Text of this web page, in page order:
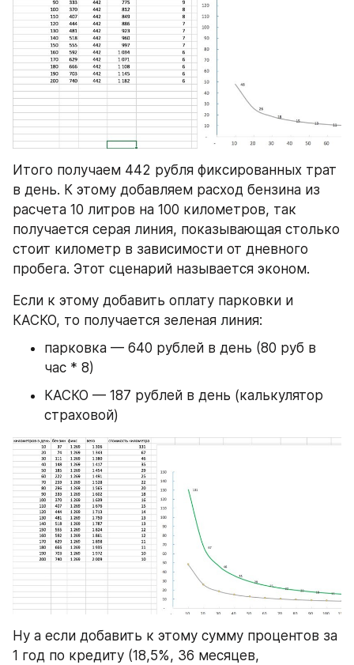
Итого получаем 442 рубля фиксированных трат
в день. К этому добавляем расход бензина из
расчета 10 литров на 100 километров, так
получается серая линия, показывающая столько
стоит километр в зависимости от дневного
пробега. Этот сценарий называется эконом.
Если к этому добавить оплату парковки и
КАСКО, то получается зеленая линия:
парковка — 640 рублей в день (80 руб в
час * 8)
КАСКО — 187 рублей в день (калькулятор
страховой)
Ну а если добавить к этому сумму процентов за
1 год по кредиту (18,5%, 36 месяцев,